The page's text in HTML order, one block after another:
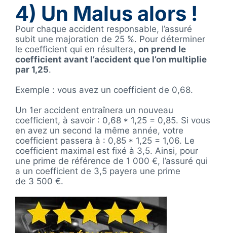
4) Un Malus alors !
Pour chaque accident responsable, l’assuré
subit une majoration de 25 %. Pour déterminer
le coefficient qui en résultera, on prend le
coefficient avant l’accident que l’on multiplie
par 1,25.
Exemple : vous avez un coefficient de 0,68.
Un 1er accident entraînera un nouveau
coefficient, à savoir : 0,68 * 1,25 = 0,85. Si vous
en avez un second la même année, votre
coefficient passera à : 0,85 * 1,25 = 1,06. Le
coefficient maximal est fixé à 3,5. Ainsi, pour
une prime de référence de 1 000 €, l’assuré qui
a un coefficient de 3,5 payera une prime
de 3 500 €.